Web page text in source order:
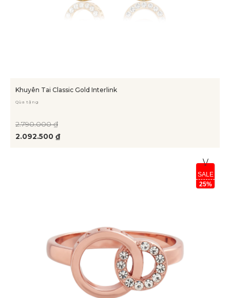
Khuyên Tai Classic Gold Interlink
Qùa tặng
2.092.500 ₫
2.790.000 ₫
SALE
25%